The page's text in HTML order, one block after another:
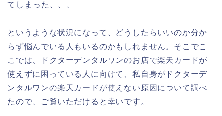
てしまった、、、
というような状況になって、どうしたらいいのか分か
らず悩んでいる人もいるのかもしれません。そこでこ
こでは、ドクターデンタルワンのお店で楽天カードが
使えずに困っている人に向けて、私自身がドクターデ
ンタルワンの楽天カードが使えない原因について調べ
たので、ご覧いただけると幸いです。